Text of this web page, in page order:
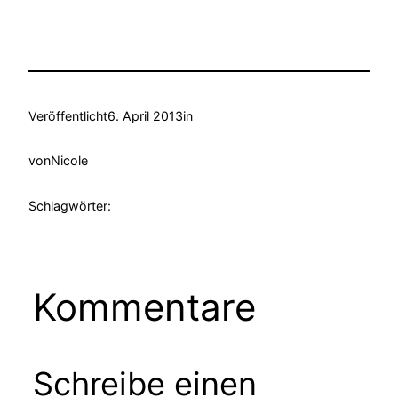
Veröffentlicht6. April 2013in
vonNicole
Schlagwörter:
Kommentare
Schreibe einen